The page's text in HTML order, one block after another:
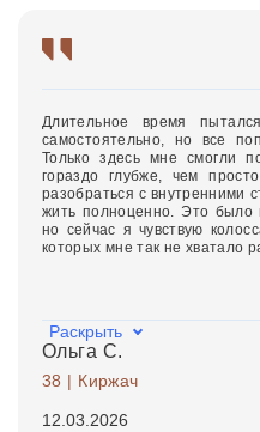
Длительное время
самостоятельно, но все
Только здесь мне смогли
гораздо глубже, чем
разобраться с внутренними
жить полноценно. Это было
но сейчас я чувствую
которых мне так не хватало
Раскрыть
Ольга С.
38 | Киржач
12.03.2026